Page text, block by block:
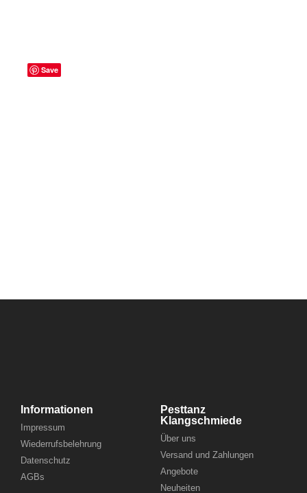
Informationen
Impressum
Wiederrufsbelehrung
Datenschutz
AGBs
Pesttanz
Klangschmiede
Über uns
Versand und Zahlungen
Angebote
Neuheiten